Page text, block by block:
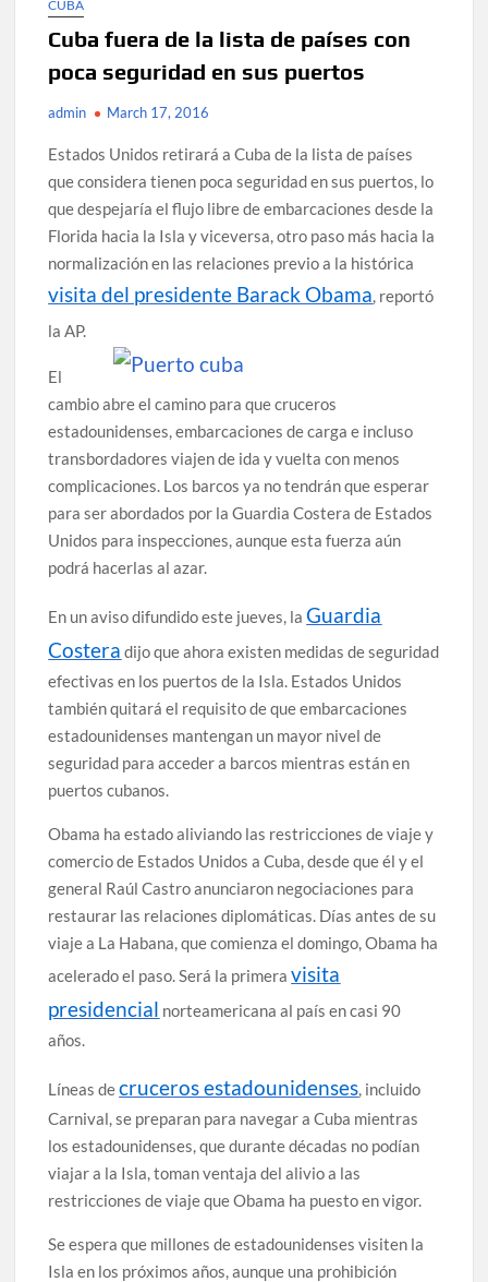
CUBA
Cuba fuera de la lista de países con
poca seguridad en sus puertos
admin March 17, 2016
Estados Unidos retirará a Cuba de la lista de países
que considera tienen poca seguridad en sus puertos, lo
que despejaría el flujo libre de embarcaciones desde la
Florida hacia la Isla y viceversa, otro paso más hacia la
normalización en las relaciones previo a la histórica
visita del presidente Barack Obama, reportó
la AP.
El
cambio abre el camino para que cruceros
estadounidenses, embarcaciones de carga e incluso
transbordadores viajen de ida y vuelta con menos
complicaciones. Los barcos ya no tendrán que esperar
para ser abordados por la Guardia Costera de Estados
Unidos para inspecciones, aunque esta fuerza aún
podrá hacerlas al azar.
En un aviso difundido este jueves, laGuardia
Costera dijo que ahora existen medidas de seguridad
efectivas en los puertos de la Isla. Estados Unidos
también quitará el requisito de que embarcaciones
estadounidenses mantengan un mayor nivel de
seguridad para acceder a barcos mientras están en
puertos cubanos.
Obama ha estado aliviando las restricciones de viaje y
comercio de Estados Unidos a Cuba, desde que él y el
general Raúl Castro anunciaron negociaciones para
restaurar las relaciones diplomáticas. Días antes de su
viaje a La Habana, que comienza el domingo, Obama ha
acelerado el paso. Será la primeravisita
presidencial norteamericana al país en casi 90
años.
Líneas decruceros estadounidenses, incluido
Carnival, se preparan para navegar a Cuba mientras
los estadounidenses, que durante décadas no podían
viajar a la Isla, toman ventaja del alivio a las
restricciones de viaje que Obama ha puesto en vigor.
Se espera que millones de estadounidenses visiten la
Isla en los próximos años, aunque una prohibición